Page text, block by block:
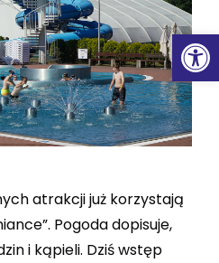
atrakcji już korzystają
Pogoda dopisuje,
i kąpieli. Dziś wstęp